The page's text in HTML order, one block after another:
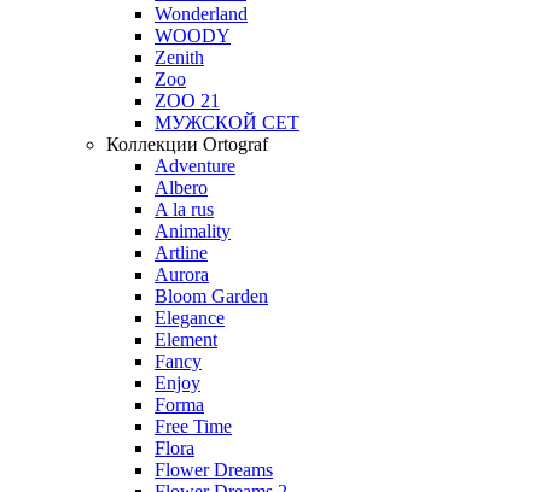
Wonderland
WOODY
Zenith
Zoo
ZOO 21
МУЖСКОЙ СЕТ
Коллекции Ortograf
Adventure
Albero
A la rus
Animality
Artline
Aurora
Bloom Garden
Elegance
Element
Fancy
Enjoy
Forma
Free Time
Flora
Flower Dreams